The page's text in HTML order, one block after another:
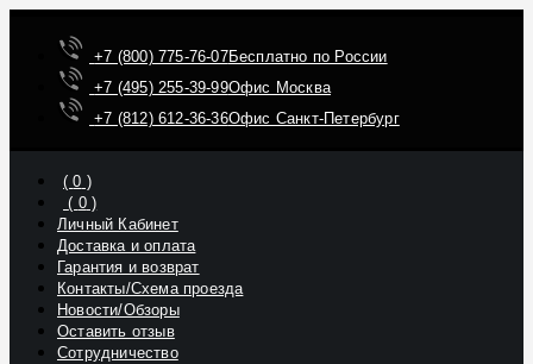
+7 (800) 775-76-07Бесплатно по России
+7 (495) 255-39-99Офис Москва
+7 (812) 612-36-36Офис Санкт-Петербург
(0 )
( 0)
Личный Кабинет
Доставка и оплата
Гарантия и возврат
Контакты/Схема проезда
Новости/Обзоры
Оставить отзыв
Сотрудничество